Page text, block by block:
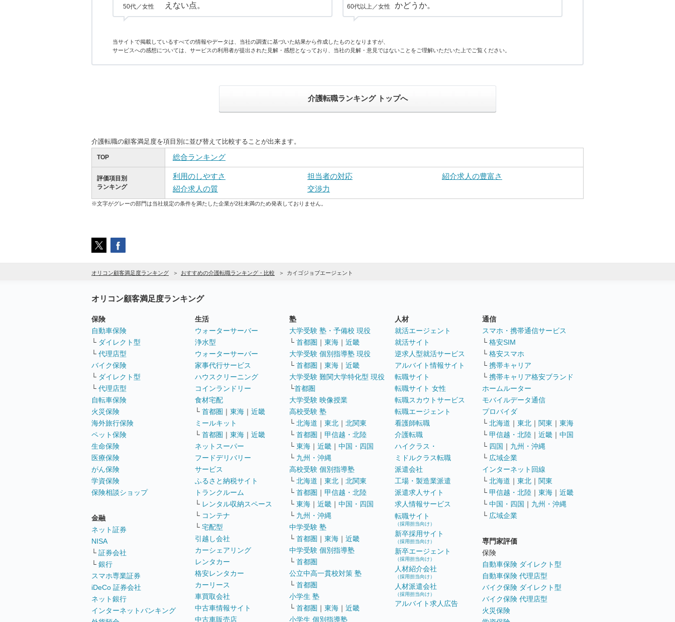
50代／女性
えない点。
60代以上／女性
かどうか。
当サイトで掲載しているすべての情報やデータは、当社の調査に基づいた結果から作成したものとなりますが、
サービスへの感想については、サービスの利用者が提出された見解・感想となっており、当社の見解・意見ではないことをご理解いただいた上でご覧ください。
介護転職ランキング トップへ
介護転職の顧客満足度を項目別に並び替えて比較することが出来ます。
TOP 総合ランキング
評価項目別
ランキング
利用のしやすさ 担当者の対応
紹介求人の豊富さ
紹介求人の質
交渉力
※文字がグレーの部門は当社規定の条件を満たした企業が2社未満のため発表しておりません。
オリコン顧客満足度ランキング おすすめの介護転職ランキング・比較 カイゴジョブエージェント
オリコン顧客満足度ランキング
保険
自動車保険
└ ダイレクト型
└ 代理店型
バイク保険
└ ダイレクト型
└ 代理店型
自転車保険
火災保険
海外旅行保険
ペット保険
生命保険
医療保険
がん保険
学資保険
保険相談ショップ
金融
ネット証券
NISA
└ 証券会社
└ 銀行
スマホ専業証券
iDeCo 証券会社
ネット銀行
インターネットバンキング
生活
ウォーターサーバー
浄水型
ウォーターサーバー
家事代行サービス
ハウスクリーニング
コインランドリー
食材宅配
└ 首都圏 ｜ 東海 ｜ 近畿
ミールキット
└ 首都圏 ｜ 東海 ｜ 近畿
ネットスーパー
フードデリバリー
サービス
ふるさと納税サイト
トランクルーム
└ レンタル収納スペース
└ コンテナ
└ 宅配型
引越し会社
カーシェアリング
レンタカー
格安レンタカー
カーリース
車買取会社
中古車情報サイト
中古車販売店
塾
大学受験 塾・予備校 現役
└ 首都圏 ｜ 東海 ｜ 近畿
大学受験 個別指導塾 現役
└ 首都圏 ｜ 東海 ｜ 近畿
大学受験 難関大学特化型 現役
└首都圏
大学受験 映像授業
高校受験 塾
└ 北海道 ｜ 東北 ｜ 北関東
└ 首都圏 ｜ 甲信越・北陸
└ 東海 ｜ 近畿 ｜ 中国・四国
└ 九州・沖縄
高校受験 個別指導塾
└ 北海道 ｜ 東北 ｜ 北関東
└ 首都圏 ｜ 甲信越・北陸
└ 東海 ｜ 近畿 ｜ 中国・四国
└ 九州・沖縄
中学受験 塾
└ 首都圏 ｜ 東海 ｜ 近畿
中学受験 個別指導塾
└ 首都圏
公立中高一貫校対策 塾
└ 首都圏
小学生 塾
└ 首都圏 ｜ 東海 ｜ 近畿
小学生 個別指導塾
人材
就活エージェント
就活サイト
逆求人型就活サービス
アルバイト情報サイト
転職サイト
転職サイト 女性
転職スカウトサービス
転職エージェント
看護師転職
介護転職
ハイクラス・
ミドルクラス転職
派遣会社
工場・製造業派遣
派遣求人サイト
求人情報サービス
転職サイト
（採用担当向け）
新卒採用サイト
（採用担当向け）
新卒エージェント
（採用担当向け）
人材紹介会社
（採用担当向け）
人材派遣会社
（採用担当向け）
アルバイト求人広告
通信
スマホ・携帯通信サービス
└ 格安SIM
└ 格安スマホ
└ 携帯キャリア
└ 携帯キャリア格安ブランド
ホームルーター
モバイルデータ通信
プロバイダ
└ 北海道 ｜ 東北 ｜ 関東 ｜ 東海
└ 甲信越・北陸 ｜ 近畿 ｜ 中国
└ 四国 ｜ 九州・沖縄
└ 広域企業
インターネット回線
└ 北海道 ｜ 東北 ｜ 関東
└ 甲信越・北陸 ｜ 東海 ｜ 近畿
└ 中国・四国 ｜ 九州・沖縄
└ 広域企業
専門家評価
保険
自動車保険 ダイレクト型
自動車保険 代理店型
バイク保険 ダイレクト型
バイク保険 代理店型
火災保険